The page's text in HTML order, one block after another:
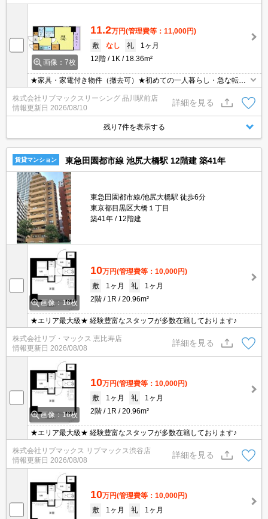
画像：7枚
11.2万円(管理費等：11,000円)
敷
なし 礼
1ヶ月
12階
1K 18.36m²
★家具・家電付き物件（撤去可）★初めての一人暮らし・急な転勤
などにオススメ★当社グループ管理のため諸条件相談可能となって
おり、モバイルWiFiも無料でレンタル・初期費用クレジット支払可
能です♪土日祝日は混み合いますのでお早めにご予約ください。オン
ライン内覧・契約可能な為一度も来店せずとも問題ありません♪
株式会社リブマックスリーシング 品川駅前店
情報更新日 2026/08/10
詳細を見る
残り7件を表示する
賃貸マンション 東急田園都市線 池尻大橋駅 12階建 築41年
東急田園都市線/池尻大橋駅 徒歩6分
東京都目黒区大橋１丁目
築41年
12階建
画像：16枚
10万円(管理費等：10,000円)
敷
1ヶ月 礼
1ヶ月
2階
1R 20.96m²
★エリア最大級★ 経験豊富なスタッフが多数在籍しております♪
株式会社リブ・マックス 恵比寿店
情報更新日 2026/08/08
詳細を見る
画像：16枚
10万円(管理費等：10,000円)
敷
1ヶ月 礼
1ヶ月
2階
1R 20.96m²
★エリア最大級★ 経験豊富なスタッフが多数在籍しております♪
株式会社リブマックス リブマックス渋谷店
情報更新日 2026/08/08
詳細を見る
10万円(管理費等：10,000円)
敷
1ヶ月 礼
1ヶ月